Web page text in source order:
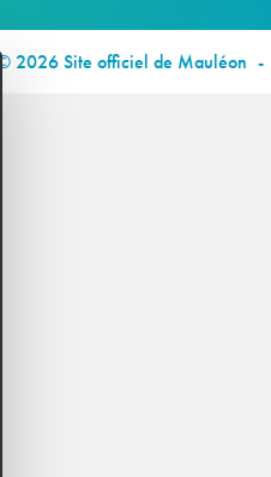
© 2026 Site officiel de Mauléon